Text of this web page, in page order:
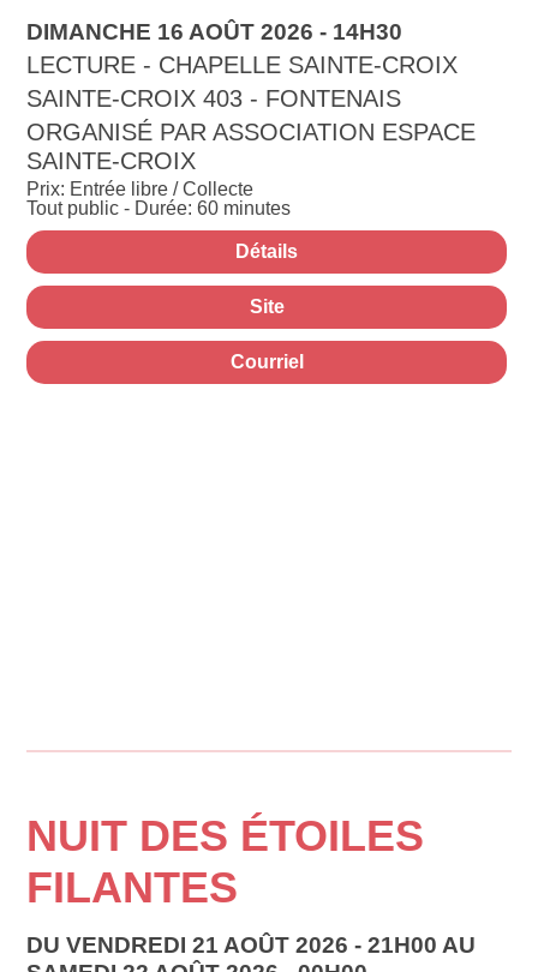
DIMANCHE 16 AOÛT 2026 - 14H30
LECTURE - CHAPELLE SAINTE-CROIX
SAINTE-CROIX 403 - FONTENAIS
ORGANISÉ PAR ASSOCIATION ESPACE
SAINTE-CROIX
Prix: Entrée libre / Collecte
Tout public - Durée: 60 minutes
Détails
Site
Courriel
NUIT DES ÉTOILES
FILANTES
DU VENDREDI 21 AOÛT 2026 - 21H00 AU